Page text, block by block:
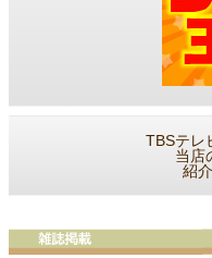
TBSテレ
当店
紹